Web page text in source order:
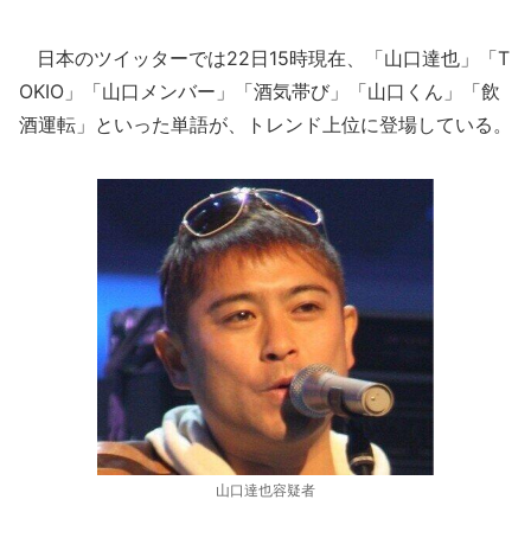
日本のツイッターでは22日15時現在、「山口達也」「T
OKIO」「山口メンバー」「酒気帯び」「山口くん」「飲
酒運転」といった単語が、トレンド上位に登場している。
山口達也容疑者